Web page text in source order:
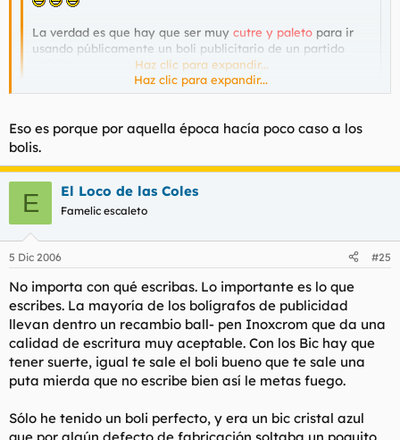
La verdad es que hay que ser muy cutre y paleto para ir
usando públicamente un boli publicitario de un partido
Haz clic para expandir...
andaba
Maravilloso.
Haz clic para expandir...
Eso es porque por aquella época hacía poco caso a los
bolis.
E El Loco de las Coles
Famelic escaleto
5 Dic 2006 #25
No importa con qué escribas. Lo importante es lo que
escribes. La mayoría de los bolígrafos de publicidad
llevan dentro un recambio ball- pen Inoxcrom que da una
calidad de escritura muy aceptable. Con los Bic hay que
tener suerte, igual te sale el boli bueno que te sale una
puta mierda que no escribe bien así le metas fuego.
Sólo he tenido un boli perfecto, y era un bic cristal azul
que por algún defecto de fabricación soltaba un poquito